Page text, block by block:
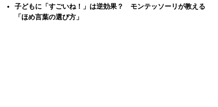
子どもに「すごいね！」は逆効果？ モンテッソーリが教える
「ほめ言葉の選び方」